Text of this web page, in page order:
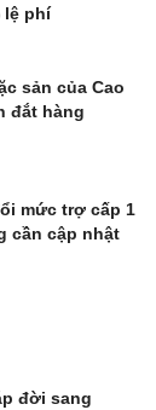
lệ phí
sản của Cao
đắt hàng
mức trợ cấp 1
cần cập nhật
đời sang